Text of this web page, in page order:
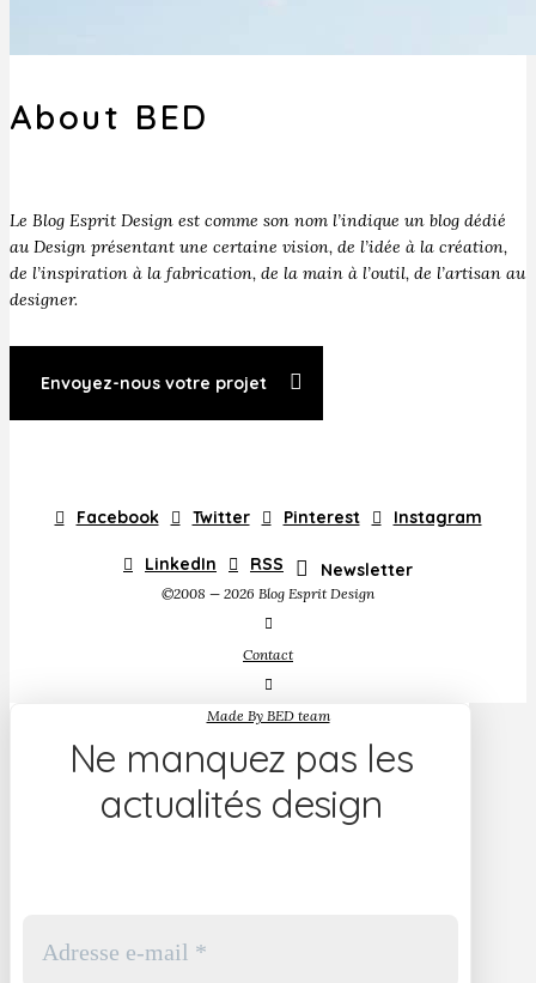
About BED
Le Blog Esprit Design est comme son nom l’indique un blog dédié
au Design présentant une certaine vision, de l’idée à la création,
de l’inspiration à la fabrication, de la main à l’outil, de l’artisan au
designer.
Envoyez-nous votre projet
Facebook Twitter Pinterest Instagram
LinkedIn RSS Newsletter
©2008 — 2026 Blog Esprit Design
Contact
Made By BED team
Ne manquez pas les
actualités design